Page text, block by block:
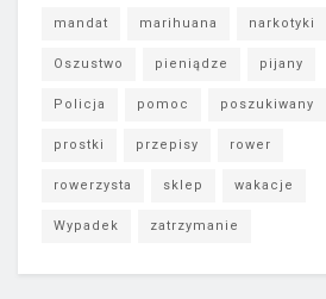
mandat marihuana narkotyki
Oszustwo pieniądze pijany
Policja pomoc poszukiwany
prostki przepisy rower
rowerzysta sklep wakacje
Wypadek zatrzymanie